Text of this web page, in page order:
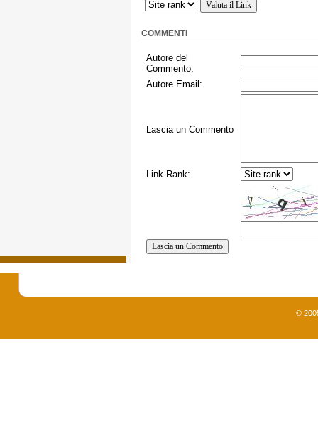
COMMENTI
Autore del
Commento:
Autore Email:
Lascia un Commento
Link Rank:
©